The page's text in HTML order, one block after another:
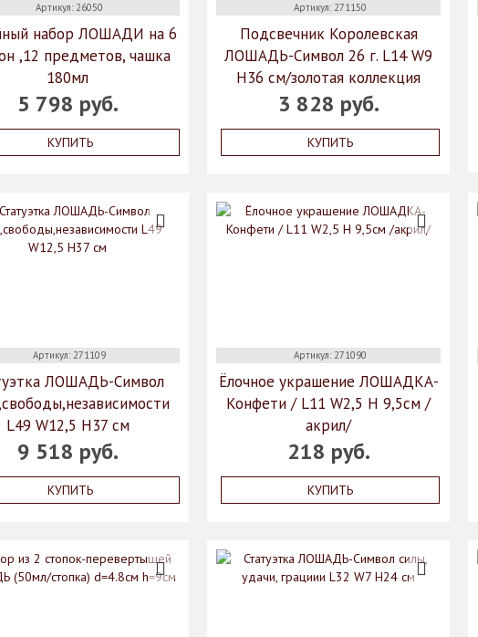
Артикул: 26050
набор ЛОШАДИ на 6
,12 предметов, чашка
180мл
5 798 руб.
КУПИТЬ
Артикул: 271150
Подсвечник Королевская
ЛОШАДЬ-Символ 26 г. L14 W9
H36 см/золотая коллекция
3 828 руб.
КУПИТЬ
Артикул: 271109
ЛОШАДЬ-Символ
L49 W12,5 H37 см
9 518 руб.
КУПИТЬ
Артикул: 271090
Ёлочное украшение ЛОШАДКА-
Конфети / L11 W2,5 H 9,5см /
акрил/
218 руб.
КУПИТЬ